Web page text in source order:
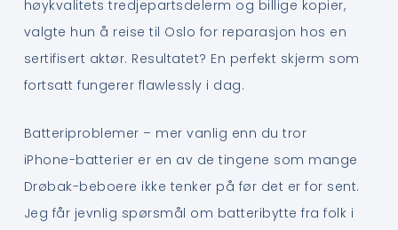
høykvalitets tredjepartsdelerm og billige kopier,
valgte hun å reise til Oslo for reparasjon hos en
sertifisert aktør. Resultatet? En perfekt skjerm som
fortsatt fungerer flawlessly i dag.
Batteriproblemer – mer vanlig enn du tror
iPhone-batterier er en av de tingene som mange
Drøbak-beboere ikke tenker på før det er for sent.
Jeg får jevnlig spørsmål om batteribytte fra folk i